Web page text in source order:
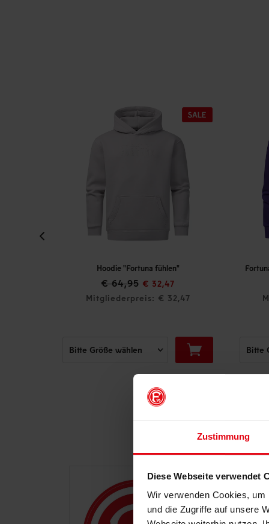
Zustimmung
Diese Webseite verwendet
Wir verwenden Cookies,
und die Zugriffe auf unsere
Hoodie "Fortuna fühlen"
€ 32,47
Mitgliederpreis: € 32,47